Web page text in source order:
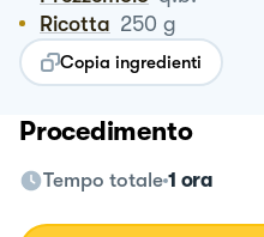
Ricotta 250 g
Copia ingredienti
Procedimento
Tempo totale 1 ora